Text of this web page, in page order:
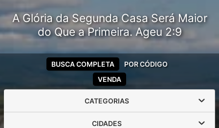
A Glória da Segunda Casa Será Maior
do Que a Primeira. Ageu 2:9
VENDA
BUSCA COMPLETA POR CÓDIGO
CATEGORIAS
CIDADES